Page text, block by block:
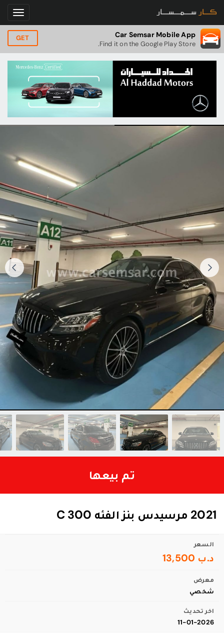
Car Semsar Mobile App
Find it on the Google Play Store.
GET
تم بيعها
2021 مرسيدس بنز الفئه C 300
السعر
د.ب 13,500
معرض
شخصي
اخر تحديث
11-01-2026